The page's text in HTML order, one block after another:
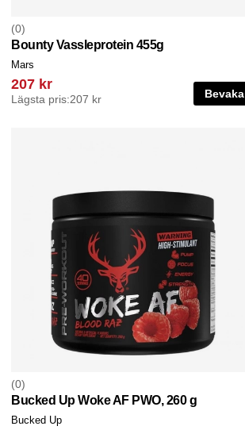
0
Bounty Vassleprotein 455g
Mars
207 kr
Lägsta pris:207 kr Bevaka
0
Bucked Up Woke AF PWO, 260 g
Bucked Up